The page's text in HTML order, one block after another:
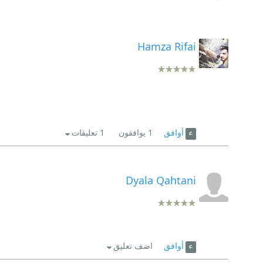
Hamza Rifai
أوافق 1 يوافقون 1 تعليقات
Dyala Qahtani
أوافق اضف تعليق